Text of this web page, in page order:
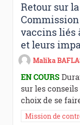
Retour sur
vaccins liés
et leurs
Malika
EN COURS
sur les
choix de se
Mission de